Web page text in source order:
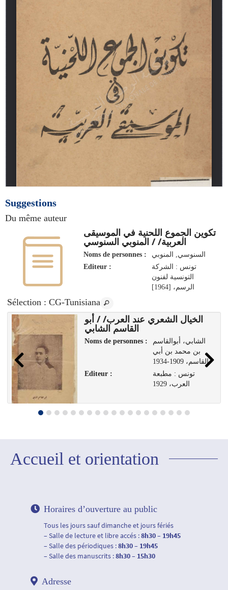
Suggestions
Du même auteur
تكوين الجموع اللحنية في الموسيقى
العربية/ / المنوبي السنوسي
Noms de personnes :
السنوسي, المنوبي
Editeur :
تونس : الشركة
التونسية لفنون
الرسم، [1964]
Sélection : CG-Tunisiana
الخيال الشعري عند العرب/ / أبو
القاسم الشابي
Noms de personnes :
الشابي، أبوالقاسم
بن محمد بن أبي
القاسم، 1909-1934
Editeur :
تونس : مطبعة
العرب، 1929
Accueil et orientation
Horaires d’ouverture au public
Tous les jours sauf dimanche et jours fériés
– Salle de lecture et libre accés :8h30 – 19h45
– Salle des périodiques :8h30 – 19h45
– Salle des manuscrits :8h30 – 15h30
Adresse